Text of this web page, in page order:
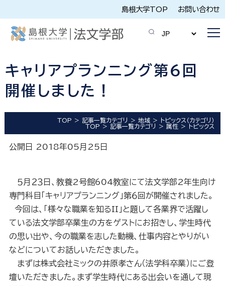
島根大学TOP お問い合わせ
キャリアプランニング第６回
開催しました！
TOP 記事一覧カテゴリ 地域
トピックス（カテゴリ）
TOP
記事一覧カテゴリ 属性 トピックス
公開日 2018年05月25日
５月２３日、教養2号館604教室にて法文学部2年生向け
専門科目「キャリアプランニング」第６回が開催されました。
今回は、「様々な職業を知るII」と題して各業界で活躍し
ている法文学部卒業生の方をゲストにお招きし、学生時代
の思い出や、今の職業を志した動機、仕事内容とやりがい
などについてお話しいただきました。
まずは株式会社ミックの井原孝さん（法学科卒業）にご登
壇いただきました。まず学生時代にある出会いを通して現